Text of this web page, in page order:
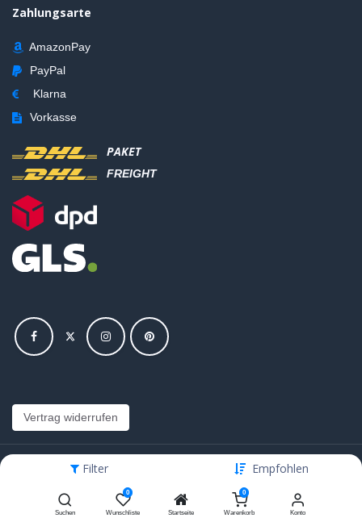
Filter Empfohlen
Suchen
0
Wunschliste Startseite
0
Warenkorb Konto
Zahlungsarte
AmazonPay
PayPal
Klarna
Vorkasse
PAKET
FREIGHT
Vertrag widerrufen
Copyright © Hajus AG - Alle Rechte vorbehalten
Bearbeite Einstellungen